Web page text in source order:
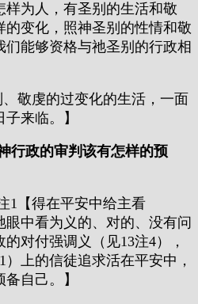
为人，有圣别的生活和敬
的变化，照神圣别的性情和敬
能够资格与祂圣别的行政相
敬虔的过变化的生活，一面
来临。】
行政的审判该有怎样的预
1【得在平安中给主看
中看为义的、对的、没有问
对付强调义（见13注4），
上的信徒追求活在平安中，
自己。】